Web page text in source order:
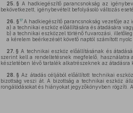
25. § A hadkiegészítő parancsnokság az
bekövetkezett, igénybevételt befolyásoló változás
26. § 17 A hadkiegészítő parancsnokság vezetője
a) a technikai eszköz előállítására és átadására
b) a technikai eszközzel történő fuvarozási,
a kérelem beérkezését követő naptól számított
27. § A technikai eszköz előállításának és
szerint kell a rendeltetésnek megfelelő, használatra
készletében lévő tartalék alkatrészeknek az
28. § Az átadás céljából előállított technikai
bizottság veszi át. A bizottság a technikai eszköz
rongálódásokat és hiányokat jegyzőkönyvben rögzíti.